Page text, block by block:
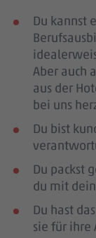
Du kannst
Aber auch
aus der
bei uns
Du bist
Du packst
du mit
Du hast
sie für ihre